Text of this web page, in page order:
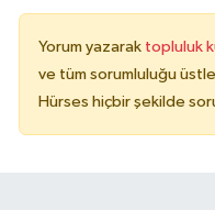
Yorum yazarak topluluk
ve tüm sorumluluğu
Hürses hiçbir şekilde